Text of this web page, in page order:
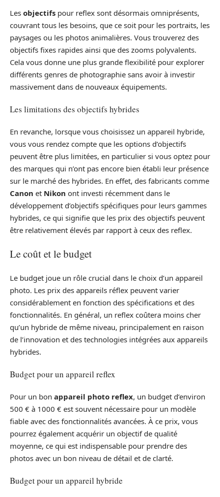
Les objectifs pour reflex sont désormais omniprésents,
couvrant tous les besoins, que ce soit pour les portraits, les
paysages ou les photos animalières. Vous trouverez des
objectifs fixes rapides ainsi que des zooms polyvalents.
Cela vous donne une plus grande flexibilité pour explorer
différents genres de photographie sans avoir à investir
massivement dans de nouveaux équipements.
Les limitations des objectifs hybrides
En revanche, lorsque vous choisissez un appareil hybride,
vous vous rendez compte que les options d’objectifs
peuvent être plus limitées, en particulier si vous optez pour
des marques qui n’ont pas encore bien établi leur présence
sur le marché des hybrides. En effet, des fabricants comme
Canon et Nikon ont investi récemment dans le
développement d’objectifs spécifiques pour leurs gammes
hybrides, ce qui signifie que les prix des objectifs peuvent
être relativement élevés par rapport à ceux des reflex.
Le coût et le budget
Le budget joue un rôle crucial dans le choix d’un appareil
photo. Les prix des appareils réflex peuvent varier
considérablement en fonction des spécifications et des
fonctionnalités. En général, un reflex coûtera moins cher
qu’un hybride de même niveau, principalement en raison
de l’innovation et des technologies intégrées aux appareils
hybrides.
Budget pour un appareil reflex
Pour un bon appareil photo reflex, un budget d’environ
500 € à 1000 € est souvent nécessaire pour un modèle
fiable avec des fonctionnalités avancées. À ce prix, vous
pourrez également acquérir un objectif de qualité
moyenne, ce qui est indispensable pour prendre des
photos avec un bon niveau de détail et de clarté.
Budget pour un appareil hybride